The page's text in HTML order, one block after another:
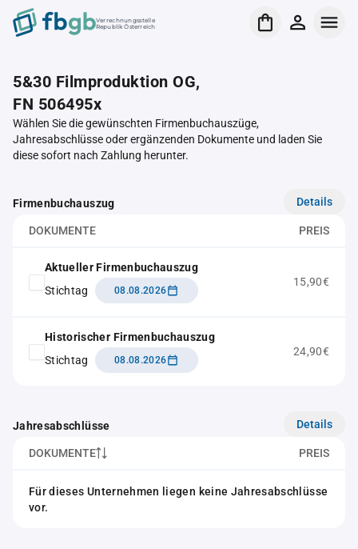
Verrechnungsstelle
Republik Österreich
5&30 Filmproduktion OG,
FN 506495x
Wählen Sie die gewünschten Firmenbuchauszüge,
Jahresabschlüsse oder ergänzenden Dokumente und laden Sie
diese sofort nach Zahlung herunter.
Firmenbuchauszug Details
DOKUMENTE PREIS
Aktueller Firmenbuchauszug
Stichtag
08.08.2026
15,90€
Historischer Firmenbuchauszug
Stichtag
08.08.2026
24,90€
Jahresabschlüsse Details
DOKUMENTE PREIS
Für dieses Unternehmen liegen keine Jahresabschlüsse
vor.